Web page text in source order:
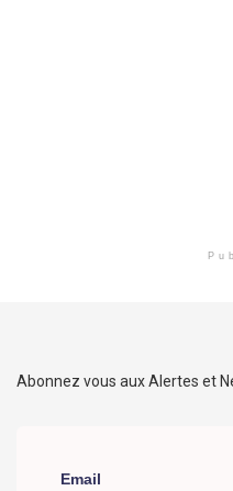
Abonnez vous aux Alertes et
Email